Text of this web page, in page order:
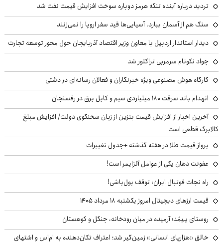
تردید درباره آینده تنگه هرمز دوباره سوخت افزایش قیمت نفت شد
سنگ هم از آسمان ببارد، آسیایی‌ها قید سفر اروپا را نمی‌زنند
دیدار استاندار اردبیل با معاون وزیر اقتصاد آذربایجان حول محور توسعه تجارت
جواد نکونام سرمربی تراکتور شد
کارگاه هوش مصنوعی ویژه خبرنگاران و فعالان رسانه‌ای در دشتی
انهدام باند سرقت ۱۸۰ میلیاردی سیم و کابل برق در رفسنجان
آخرین اخبار از افزایش قیمت بنزین از زبان سخنگوی دولت/ افزایش مبلغ
کالابرگ قطعی است
پرواز قیمت طلا در هفته گذشته +جدول تغییرات
عفونت دهان یکی از عوامل آلزایمر است!
راه نجات فوتبال ایران: توقف پول‌پاشی!
قیمت ارزهای دیجیتال امروز یکشنبه ۱۸ مرداد ۱۴۰۵
روستای پـِیمُد؛ آرمیده در میان رودخانه، جنگل و کوهستان
خالق «هزارپای انسانی» زمین‌گیر شد؛ اعتراف تکان‌دهنده به ام‌اس و اشتهای